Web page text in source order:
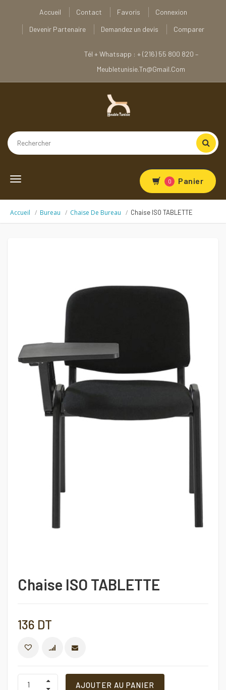
Accueil Contact Favoris
Connexion
Devenir Partenaire
Demandez un devis Comparer
Tél + Whatsapp : + (216) 55 800 820 –
Meubletunisie.tn@gmail.com
Toggle
0 Panier
Accueil Bureau Chaise De Bureau Chaise ISO TABLETTE
Chaise ISO TABLETTE
136 DT
COMPARER
Chaise
AJOUTER AU PANIER